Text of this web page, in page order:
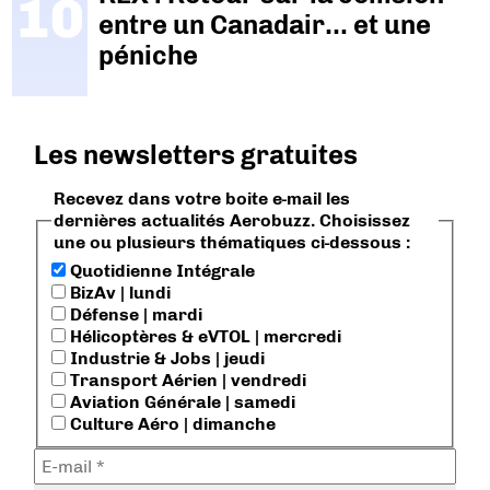
entre un Canadair… et une
péniche
Les newsletters gratuites
Recevez dans votre boite e-mail les
dernières actualités Aerobuzz. Choisissez
une ou plusieurs thématiques ci-dessous :
Quotidienne Intégrale
BizAv | lundi
Défense | mardi
Hélicoptères & eVTOL | mercredi
Industrie & Jobs | jeudi
Transport Aérien | vendredi
Aviation Générale | samedi
Culture Aéro | dimanche